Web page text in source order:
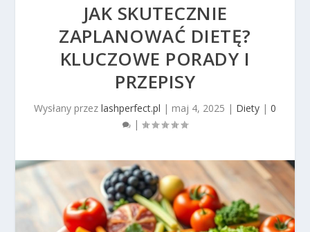
JAK SKUTECZNIE
ZAPLANOWAĆ DIETĘ?
KLUCZOWE PORADY I
PRZEPISY
Wysłany przez lashperfect.pl | maj 4, 2025 | Diety | 0
|